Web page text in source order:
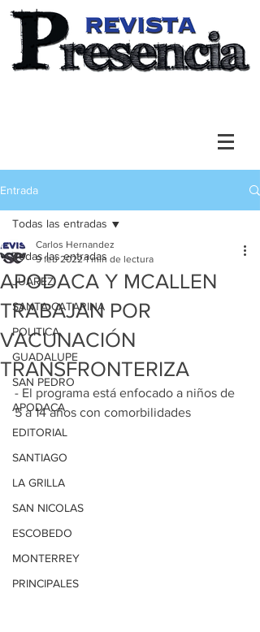
Entrada
Todas las entradas
JUAREZ
SANTA CATARINA
POLITICA
GUADALUPE
SAN PEDRO
APODACA
EDITORIAL
SANTIAGO
LA GRILLA
SAN NICOLAS
ESCOBEDO
MONTERREY
PRINCIPALES
Todas las entradas
APODACA Y MCALLEN
TRABAJAN POR
VACUNACIÓN
TRANSFRONTERIZA
Carlos Hernandez
9 feb 2022 1 min de lectura
- El programa está enfocado a niños de
5 a 14 años con comorbilidades